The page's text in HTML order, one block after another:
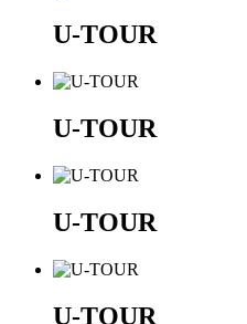
U-TOUR
U-TOUR
U-TOUR
U-TOUR